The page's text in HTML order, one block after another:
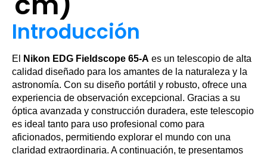
Introducción
El Nikon EDG Fieldscope 65-A es un telescopio de alta
calidad diseñado para los amantes de la naturaleza y la
astronomía. Con su diseño portátil y robusto, ofrece una
experiencia de observación excepcional. Gracias a su
óptica avanzada y construcción duradera, este telescopio
es ideal tanto para uso profesional como para
aficionados, permitiendo explorar el mundo con una
claridad extraordinaria. A continuación, te presentamos